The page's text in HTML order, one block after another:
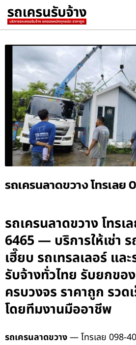
รถเครนลาดขวาง โทรเล
รถเครนลาดขวาง โทรเ
6465 — บริการให้เช่า
เฮี๊ยบ รถเทรลเลอร์ แล
รับจ้างทั่วไทย รับยกขอ
ครบวงจร ราคาถูก รวด
โดยทีมงานมืออาชีพ
รถเครนลาดขวาง— โทรเลย 098-